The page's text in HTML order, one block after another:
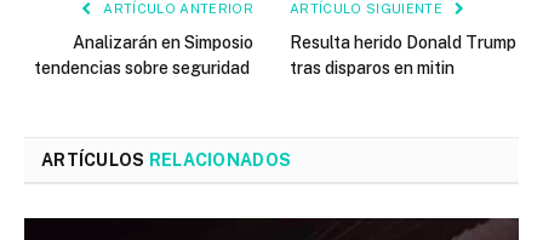
ARTÍCULO ANTERIOR
Analizarán en Simposio
tendencias sobre seguridad
ARTÍCULO SIGUIENTE
Resulta herido Donald Trump
tras disparos en mitin
ARTÍCULOS RELACIONADOS